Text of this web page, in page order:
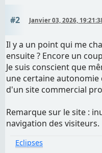
#2 Janvier 03, 2026,
Il y a un point qui me
ensuite ? Encore un
Je suis conscient que
une certaine
d'un site commercial
Remarque sur le site :
navigation des visiteurs.
Eclipses